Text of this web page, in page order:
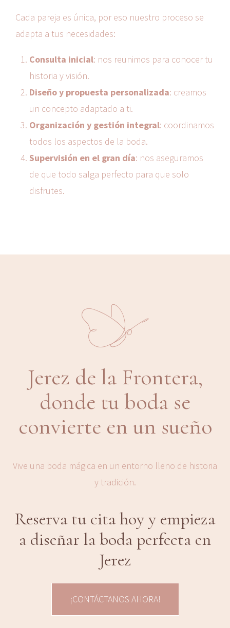
Cada pareja es única, por eso nuestro proceso se
adapta a tus necesidades:
Consulta inicial: nos reunimos para conocer tu
historia y visión.
Diseño y propuesta personalizada: creamos
un concepto adaptado a ti.
Organización y gestión integral: coordinamos
todos los aspectos de la boda.
Supervisión en el gran día: nos aseguramos
de que todo salga perfecto para que solo
disfrutes.
Jerez de la Frontera,
donde tu boda se
convierte en un sueño
Vive una boda mágica en un entorno lleno de historia
y tradición.
Reserva tu cita hoy y empieza
a diseñar la boda perfecta en
Jerez
¡CONTÁCTANOS AHORA!